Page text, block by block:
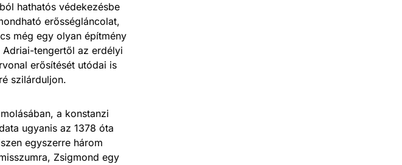
hathatós védekezésbe
erősségláncolat,
még egy olyan építmény
tengertől az erdélyi
erősítését utódai is
szilárduljon.
a konstanzi
ugyanis az 1378 óta
egyszerre három
Zsigmond egy